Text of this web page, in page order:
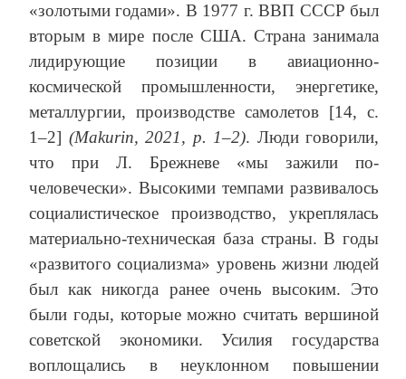
«золотыми годами». В 1977 г. ВВП СССР был
вторым в мире после США. Страна занимала
лидирующие позиции в авиационно-
космической промышленности, энергетике,
металлургии, производстве самолетов [14, c.
1–2] (Makurin, 2021, р. 1–2). Люди говорили,
что при Л. Брежневе «мы зажили по-
человечески». Высокими темпами развивалось
социалистическое производство, укреплялась
материально-техническая база страны. В годы
«развитого социализма» уровень жизни людей
был как никогда ранее очень высоким. Это
были годы, которые можно считать вершиной
советской экономики. Усилия государства
воплощались в неуклонном повышении